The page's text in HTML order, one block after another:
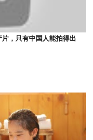
，只有中国人能拍得出